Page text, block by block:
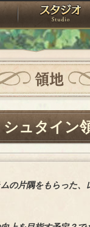
アトリエ
領地
シュタイン
の片隅をもらった